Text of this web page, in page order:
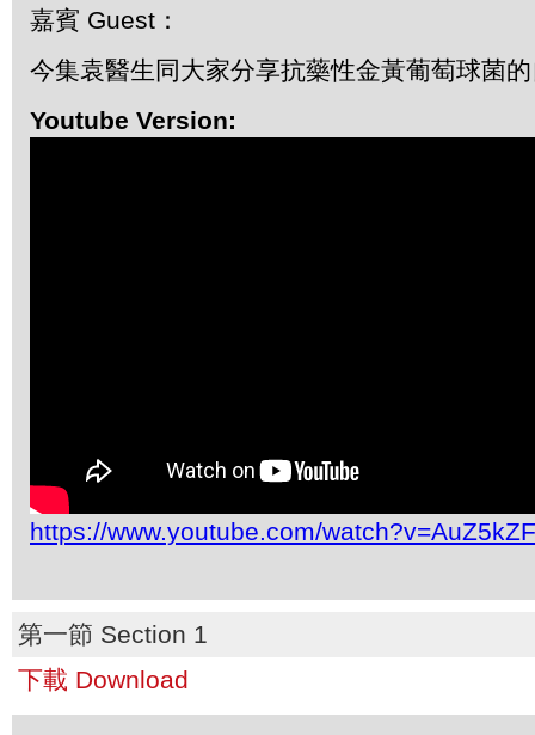
嘉賓 Guest：
今集袁醫生同大家分享抗藥性金黃葡萄球菌
Youtube Version:
https://www.youtube.com/
第一節 Section 1
下載 Download